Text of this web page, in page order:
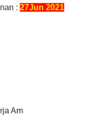
: 27Jun 2021
Am